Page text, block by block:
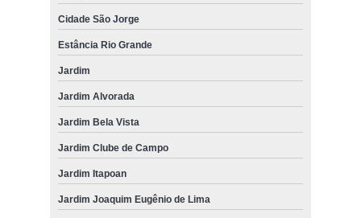
Cidade São Jorge
Estância Rio Grande
Jardim
Jardim Alvorada
Jardim Bela Vista
Jardim Clube de Campo
Jardim Itapoan
Jardim Joaquim Eugênio de Lima